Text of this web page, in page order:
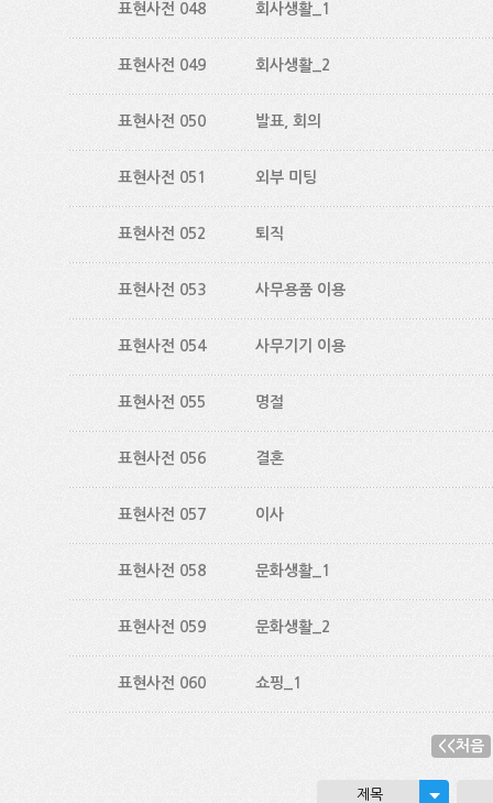
표현사전 048 회사생활_1
표현사전 049 회사생활_2
표현사전 050 발표, 회의
표현사전 051 외부 미팅
표현사전 052 퇴직
표현사전 053 사무용품 이용
표현사전 054 사무기기 이용
표현사전 055 명절
표현사전 056 결혼
표현사전 057 이사
표현사전 058 문화생활_1
표현사전 059 문화생활_2
표현사전 060 쇼핑_1
<<처음
제목